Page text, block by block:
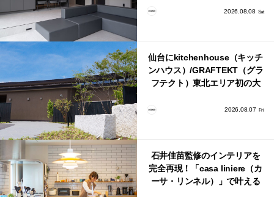
2026.08.08 Sat
仙台にkitchenhouse（キッチ
ンハウス）/GRAFTEKT（グラ
フテクト）東北エリア初の大
2026.08.07 Fri
石井佳苗監修のインテリアを
完全再現！「casa liniere（カ
ーサ・リンネル）」で叶える